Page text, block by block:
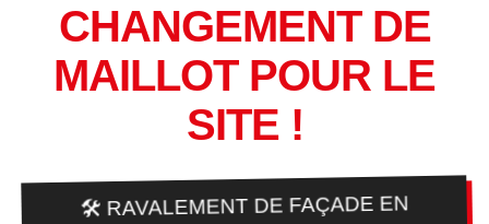
CHANGEMENT DE
MAILLOT POUR LE
SITE !
🛠️ RAVALEMENT DE FAÇADE EN